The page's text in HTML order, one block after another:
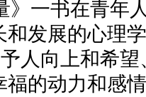
》一书在青年
发展的心理
人向上和希
的动力和感